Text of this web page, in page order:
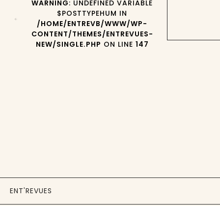
WARNING: UNDEFINED VARIABLE
$POSTTYPEHUM IN
/HOME/ENTREVB/WWW/WP-
CONTENT/THEMES/ENTREVUES-
NEW/SINGLE.PHP ON LINE 147
ENT'REVUES